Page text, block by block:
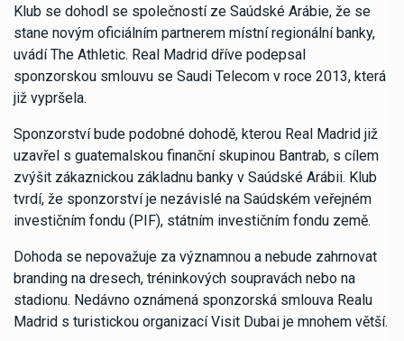
Klub se dohodl se společností ze Saúdské Arábie, že se
stane novým oficiálním partnerem místní regionální banky,
uvádí The Athletic. Real Madrid dříve podepsal
sponzorskou smlouvu se Saudi Telecom v roce 2013, která
již vypršela.
Sponzorství bude podobné dohodě, kterou Real Madrid již
uzavřel s guatemalskou finanční skupinou Bantrab, s cílem
zvýšit zákaznickou základnu banky v Saúdské Arábii. Klub
tvrdí, že sponzorství je nezávislé na Saúdském veřejném
investičním fondu (PIF), státním investičním fondu země.
Dohoda se nepovažuje za významnou a nebude zahrnovat
branding na dresech, tréninkových soupravách nebo na
stadionu. Nedávno oznámená sponzorská smlouva Realu
Madrid s turistickou organizací Visit Dubai je mnohem větší.